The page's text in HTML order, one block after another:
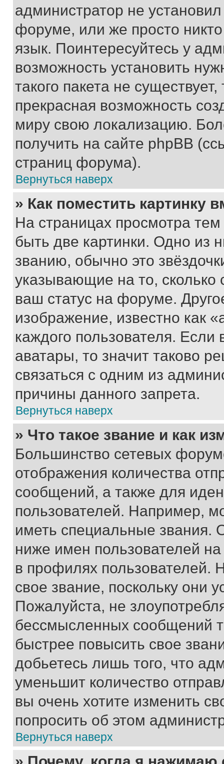
администратор не
форуме, или же просто
язык. Поинтересуйтесь у
возможность установить
такого пакета не
прекрасная возможность
миру свою локализацию.
получить на сайте phpBB
страниц форума).
Вернуться наверх
» Как поместить картинку
На страницах просмотра
быть две картинки. Одно из
званию, обычно это
указывающие на то,
ваш статус на форуме.
изображение, известно как
каждого пользователя.
аватары, то значит таково
связаться с одним из
причины данного запрета.
Вернуться наверх
» Что такое звание и как
Большинство сетевых
отображения количества
сообщений, а также для
пользователей. Например,
иметь специальные звания.
ниже имен пользователей
в профилях
свое звание, поскольку они
Пожалуйста, не
бессмысленных сообщений
быстрее повысить свое
добьетесь лишь того, что
уменьшит количество
вы очень хотите изменить
попросить об этом
Вернуться наверх